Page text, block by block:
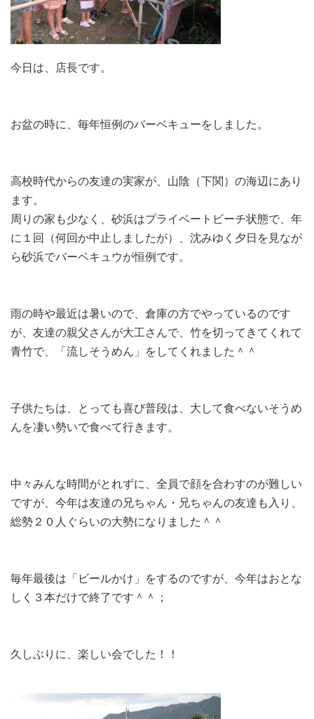
今日は、店長です。
お盆の時に、毎年恒例のバーベキューをしました。
高校時代からの友達の実家が、山陰（下関）の海辺にあり
ます。
周りの家も少なく、砂浜はプライベートビーチ状態で、年
に１回（何回か中止しましたが）、沈みゆく夕日を見なが
ら砂浜でバーベキュウが恒例です。
雨の時や最近は暑いので、倉庫の方でやっているのです
が、友達の親父さんが大工さんで、竹を切ってきてくれて
青竹で、「流しそうめん」をしてくれました＾＾
子供たちは、とっても喜び普段は、大して食べないそうめ
んを凄い勢いで食べて行きます。
中々みんな時間がとれずに、全員で顔を合わすのが難しい
ですが、今年は友達の兄ちゃん・兄ちゃんの友達も入り、
総勢２０人ぐらいの大勢になりました＾＾
毎年最後は「ビールかけ」をするのですが、今年はおとな
しく３本だけで終了です＾＾；
久しぶりに、楽しい会でした！！